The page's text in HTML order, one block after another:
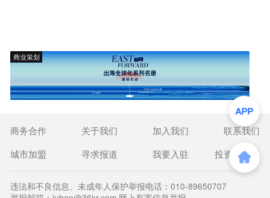
商业策划
商务合作 关于我们 加入我们
联系我们
城市加盟
寻求报道 我要入驻 投资者关系
违法和不良信息、未成年人保护举报电话：010-89650707